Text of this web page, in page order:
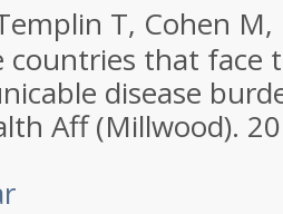
T, Cohen M,
countries that face
disease
Aff (Millwood).